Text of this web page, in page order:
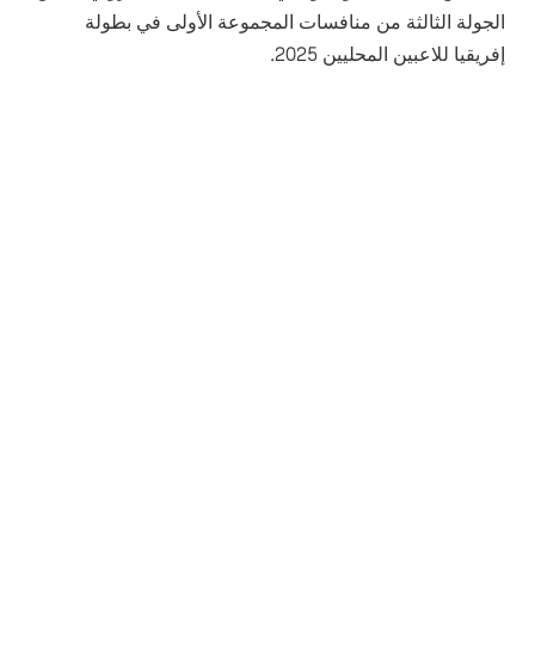
الجولة الثالثة من منافسات المجموعة الأولى في بطولة
إفريقيا للاعبين المحليين 2025.